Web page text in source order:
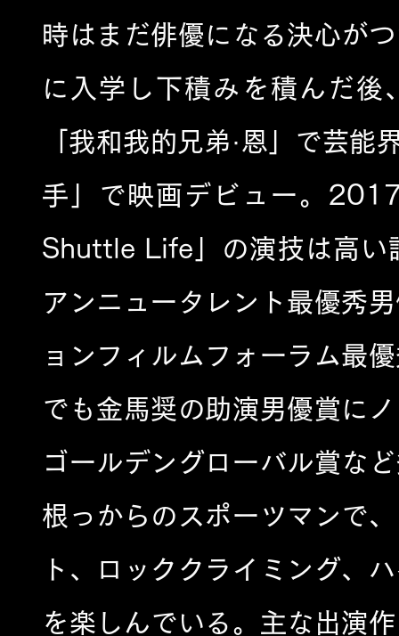
時はまだ俳優になる決心が
に入学し下積みを積んだ
「我和我的兄弟·恩」で芸
手」で映画デビュー。
Shuttle Life」の演技は高い
アンニュータレント最優秀
ョンフィルムフォーラム最
でも金馬奨の助演男優賞に
ゴールデングローバル賞な
根っからのスポーツマンで
ト、ロッククライミング、
を楽しんでいる。主な出演